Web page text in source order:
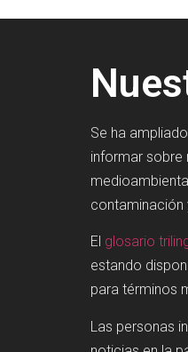
Se ha
informar
contaminación
El glosario
estando
para términos
Las personas